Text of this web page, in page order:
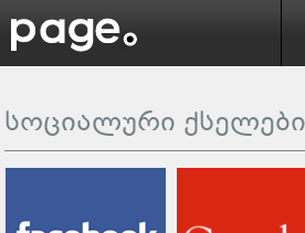
სოციალური ქსელები